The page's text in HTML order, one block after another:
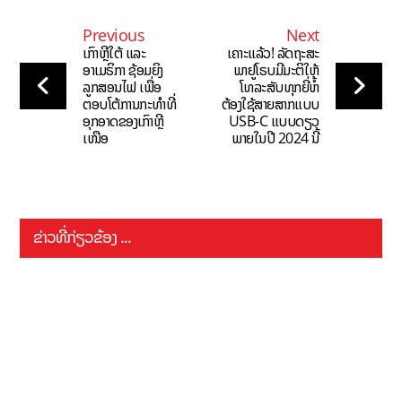
Previous
ເກົາຫຼີໃຕ້ ແລະ
ອາເມຣິກາ ຊ້ອມຍິງ
ລູກສອນໄຟ ເພື່ອ
ຕອບໂຕ້ການກະທຳທີ່
ອຸກອາດຂອງເກົາຫຼີ
ເໜືອ
Next
ເຄາະແລ້ວ! ລັດຖະສະ
ພາຢູໂຣບມີມະຕິໃຫ້
ໂທລະສັບທຸກຍີ່ຫໍ້
ຕ້ອງໃຊ້ສາຍສາກແບບ
USB-C ແບບດຽວ
ພາຍໃນປີ 2024 ນີ້
ຂ່າວທີ່ກ່ຽວຂ້ອງ ...